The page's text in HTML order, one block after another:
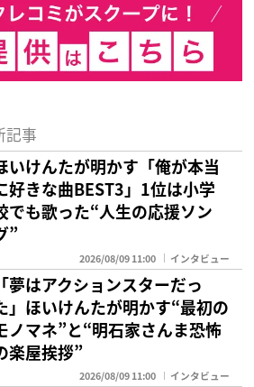
記事
いけんたが明かす「俺が本当
好きな曲BEST3」1位は小学
でも歌った“人生の応援ソン
”
2026/08/09 11:00 インタビュー
「夢はアクションスターだっ
」ほいけんたが明かす“最初の
ノマネ”と“明石家さんま恐怖
楽屋挨拶”
2026/08/09 11:00 インタビュー